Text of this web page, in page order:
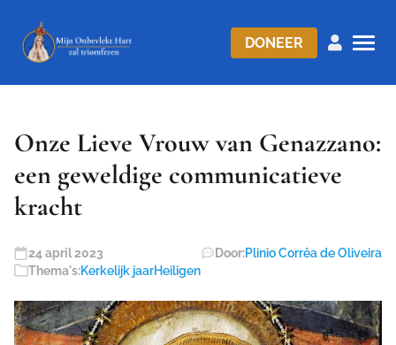
DONEER
Onze Lieve Vrouw van Genazzano:
een geweldige communicatieve
kracht
24 april 2023 Door:Plinio Corrêa de Oliveira
Thema's:Kerkelijk jaarHeiligen